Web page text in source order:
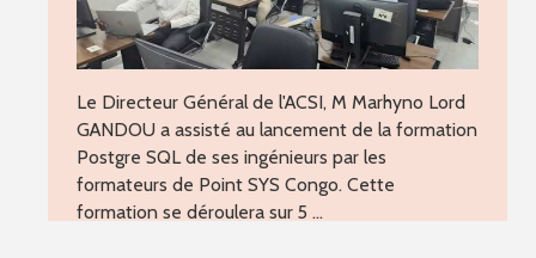
Le Directeur Général de l'ACSI, M Marhyno Lord
GANDOU a assisté au lancement de la formation
Postgre SQL de ses ingénieurs par les
formateurs de Point SYS Congo. Cette
formation se déroulera sur 5 ...